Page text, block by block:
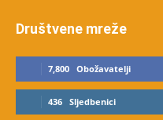
Društvene mreže
7,800 Obožavatelji
436 Sljedbenici